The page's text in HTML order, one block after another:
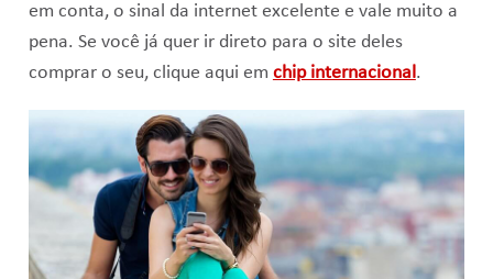
em conta, o sinal da internet excelente e vale muito a
pena. Se você já quer ir direto para o site deles
comprar o seu, clique aqui em chip internacional.